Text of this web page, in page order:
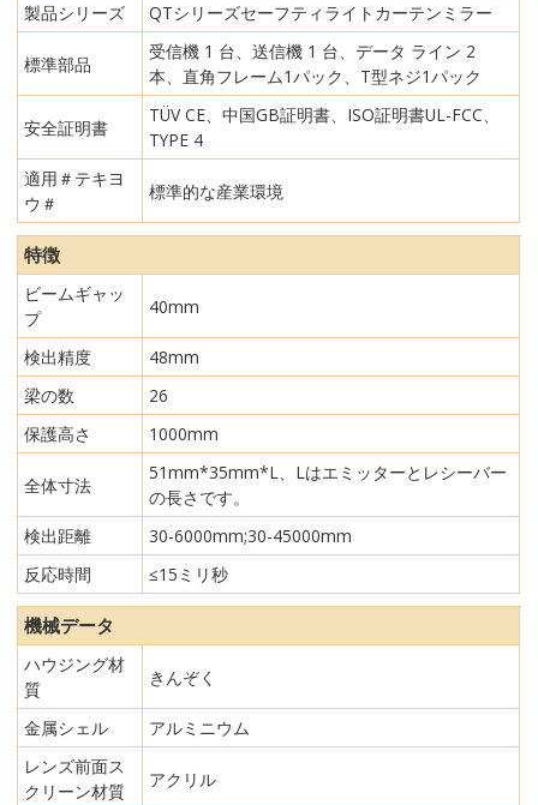
製品シリーズ QTシリーズセーフティライトカーテンミラー
標準部品
受信機 1 台、送信機 1 台、データ ライン 2
本、直角フレーム1パック、T型ネジ1パック
安全証明書
TÜV CE、中国GB証明書、ISO証明書UL-FCC、
TYPE 4
適用＃テキヨ
ウ＃
標準的な産業環境
特徴
ビームギャッ
プ
40mm
検出精度
48mm
梁の数
26
保護高さ
1000mm
全体寸法
51mm*35mm*L、Lはエミッターとレシーバー
の長さです。
検出距離
30-6000mm;30-45000mm
反応時間
≤15ミリ秒
機械データ
ハウジング材
質
きんぞく
金属シェル
アルミニウム
レンズ前面ス
クリーン材質
アクリル